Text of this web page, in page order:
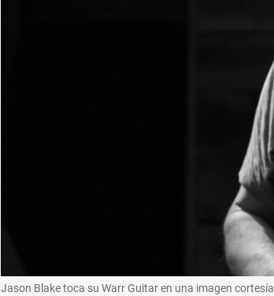
Jason Blake toca su Warr Guitar en una imagen